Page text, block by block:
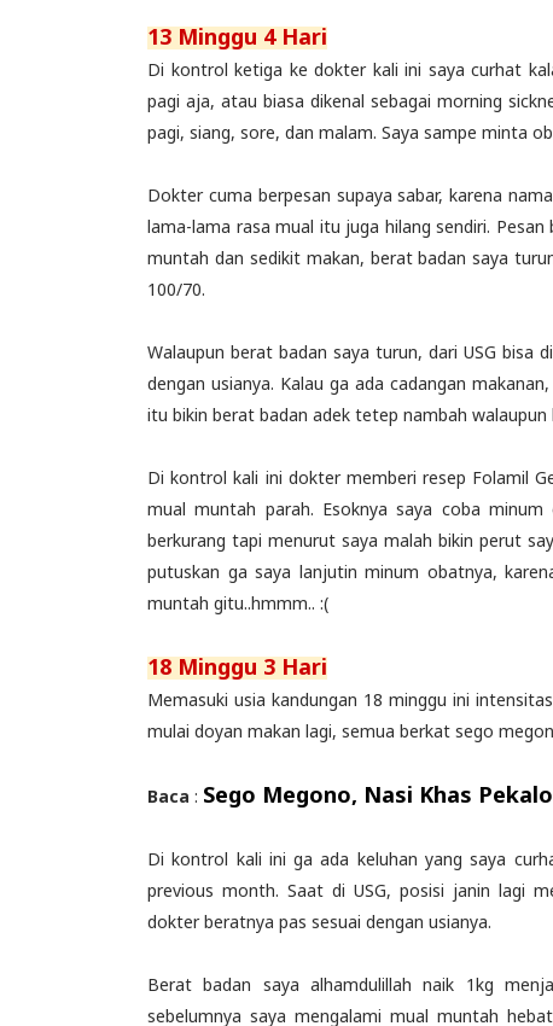
13 Minggu 4 Hari
Di kontrol ketiga ke dokter kali ini saya curhat
pagi aja, atau biasa dikenal sebagai morning
pagi, siang, sore, dan malam. Saya sampe minta
Dokter cuma berpesan supaya sabar, karena
lama-lama rasa mual itu juga hilang sendiri.
muntah dan sedikit makan, berat badan saya
100/70.
Walaupun berat badan saya turun, dari USG bisa
dengan usianya. Kalau ga ada cadangan
itu bikin berat badan adek tetep nambah
Di kontrol kali ini dokter memberi resep Folamil
mual muntah parah. Esoknya saya coba
berkurang tapi menurut saya malah bikin perut
putuskan ga saya lanjutin minum obatnya,
muntah gitu..hmmm.. :(
18 Minggu 3 Hari
Memasuki usia kandungan 18 minggu ini
mulai doyan makan lagi, semua berkat sego
Baca : Sego Megono, Nasi Khas
Di kontrol kali ini ga ada keluhan yang saya
previous month. Saat di USG, posisi janin lagi
dokter beratnya pas sesuai dengan usianya.
Berat badan saya alhamdulillah naik 1kg
sebelumnya saya mengalami mual muntah